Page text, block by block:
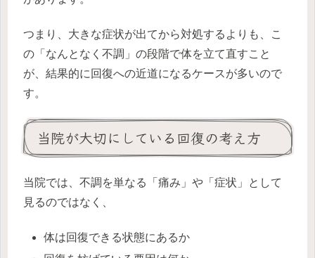
つまり、大きな症状が出てから対処するよりも、こ
の「なんとなく不調」の段階で体を立て直すこと
が、結果的に回復への近道になるケースが多いので
す。
当院が大切にしている回復の考え方
当院では、不調を単なる「痛み」や「症状」として
見るのではなく、
体は回復できる状態にあるか